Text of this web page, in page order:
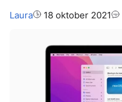
Auteur:
Laura 18 oktober 2021